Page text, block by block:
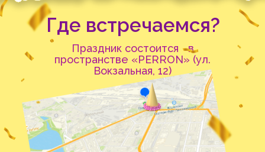
Праздник состоится в
пространстве «PERRON» (ул.
Вокзальная, 12)
Где встречаемся?